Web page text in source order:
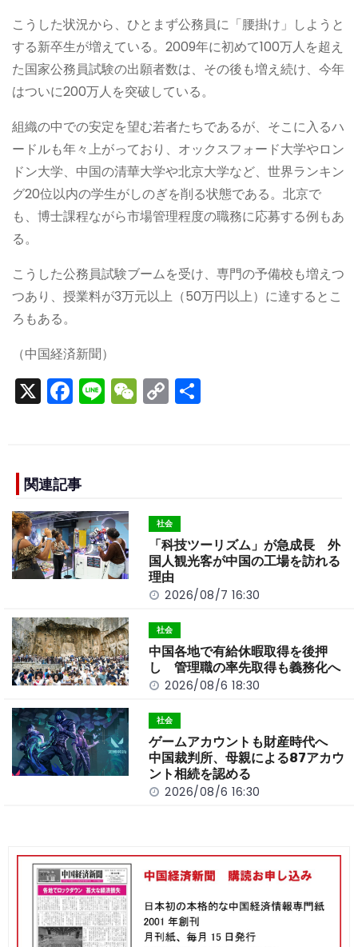
こうした状況から、ひとまず公務員に「腰掛け」しようと
する新卒生が増えている。2009年に初めて100万人を超え
た国家公務員試験の出願者数は、その後も増え続け、今年
はついに200万人を突破している。
組織の中での安定を望む若者たちであるが、そこに入るハ
ードルも年々上がっており、オックスフォード大学やロン
ドン大学、中国の清華大学や北京大学など、世界ランキン
グ20位以内の学生がしのぎを削る状態である。北京で
も、博士課程ながら市場管理程度の職務に応募する例もあ
る。
こうした公務員試験ブームを受け、専門の予備校も増えつ
つあり、授業料が3万元以上（50万円以上）に達するとこ
ろもある。
（中国経済新聞）
X F
e
b
o
o
k
Li W C
n
k
関連記事
社会
「科技ツーリズム」が急成長 外
国人観光客が中国の工場を訪れる
理由
2026/08/7 16:30
社会
中国各地で有給休暇取得を後押
し 管理職の率先取得も義務化へ
2026/08/6 18:30
社会
ゲームアカウントも財産時代へ
中国裁判所、母親による87アカウ
ント相続を認める
2026/08/6 16:30